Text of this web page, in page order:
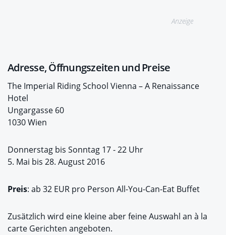
Anzeige
Adresse, Öffnungszeiten und Preise
The Imperial Riding School Vienna – A Renaissance
Hotel
Ungargasse 60
1030 Wien
Donnerstag bis Sonntag 17 - 22 Uhr
5. Mai bis 28. August 2016
Preis: ab 32 EUR pro Person All-You-Can-Eat Buffet
Zusätzlich wird eine kleine aber feine Auswahl an à la
carte Gerichten angeboten.